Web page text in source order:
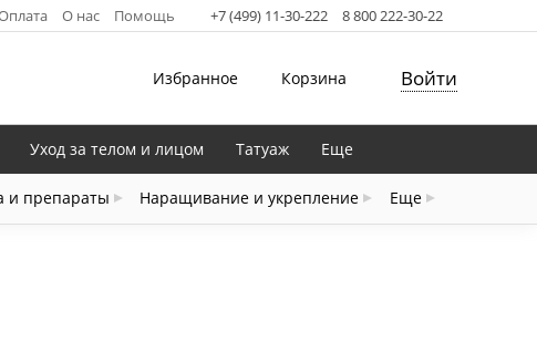
О нас Помощь +7 (499) 11-30-222 8 800 222-30-22
Избранное Корзина Войти
и препараты Наращивание и укрепление Еще
Уход за телом и лицом Татуаж Еще